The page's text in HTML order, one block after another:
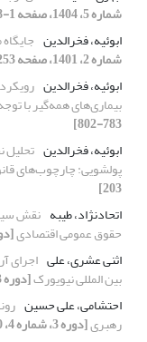
شماره 5، 1404، صفحه 1-18]
ابوئیه، فخرالدین
شماره 2، 1401، صفحه 253-266]
ابوئیه، فخرالدین
بیماری‌های همه‌گیر با
783-802]
ابوئیه، فخرالدین تحلیل
پولشویی: چارچوب‌های
203]
اتحادنژاد، طیبه نقش
حقوق عمومی اقتصادی[دوره 7،
اثنی عشری، علی اجرای
بین المللی نیویورک[دوره 3، شماره 5 ( 1400)، 1400، صفحه 57-71]
احتشامی، علی حسین
رهبری[دوره 3، شماره 4، 1400، صفحه 55-71]